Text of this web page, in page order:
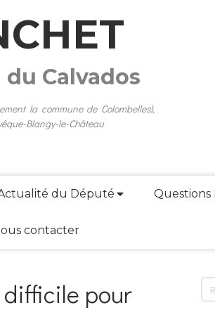
Calvados
la commune de Colombelles),
Blangy-le-Château
du Député Questions
contacter
difficile pour